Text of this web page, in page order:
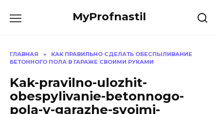
MyProfnastil
ГЛАВНАЯ »
КАК ПРАВИЛЬНО СДЕЛАТЬ ОБЕСПЫЛИВАНИЕ
БЕТОННОГО ПОЛА В ГАРАЖЕ СВОИМИ РУКАМИ
Kak-pravilno-ulozhit-
obespylivanie-betonnogo-
pola-v-garazhe-svoimi-